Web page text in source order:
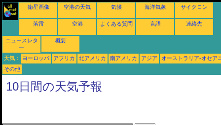
衛星画像 空港の天気 気候 海洋気象 サイクロン
落雷 空港 よくある質問 言語 連絡先
ニュースレタ
ー
概要
天気 : ヨーロッパ アフリカ 北アメリカ 南アメリカ アジア
オーストラリア-オセア
その他
10日間の天気予報